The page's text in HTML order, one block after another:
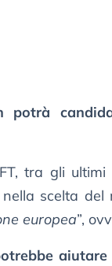
potrà
tra gli
scelta del
europea”,